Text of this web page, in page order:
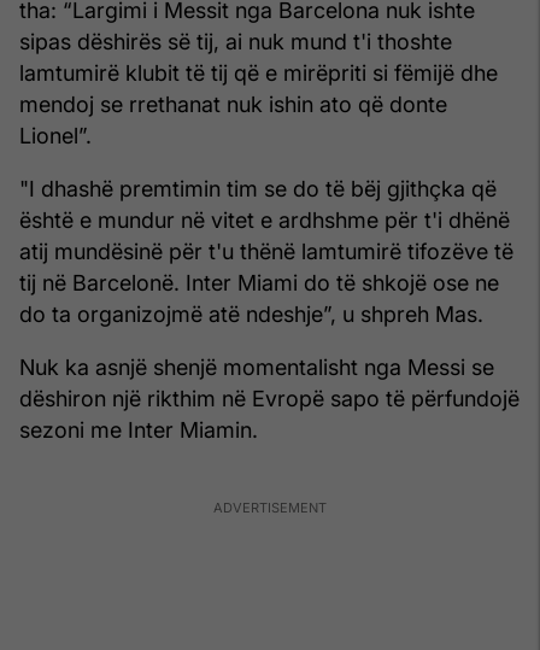
tha: “Largimi i Messit nga Barcelona nuk ishte
sipas dëshirës së tij, ai nuk mund t'i thoshte
lamtumirë klubit të tij që e mirëpriti si fëmijë dhe
mendoj se rrethanat nuk ishin ato që donte
Lionel”.
"I dhashë premtimin tim se do të bëj gjithçka që
është e mundur në vitet e ardhshme për t'i dhënë
atij mundësinë për t'u thënë lamtumirë tifozëve të
tij në Barcelonë. Inter Miami do të shkojë ose ne
do ta organizojmë atë ndeshje”, u shpreh Mas.
Nuk ka asnjë shenjë momentalisht nga Messi se
dëshiron një rikthim në Evropë sapo të përfundojë
sezoni me Inter Miamin.